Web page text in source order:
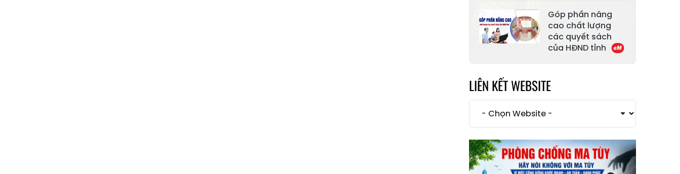
Xã Quy Mông
Xã Cốc San
Xã Hợp Thành
Xã Phong Hải
Xã Tằng Loỏng
Xã Mường
Hum
Xã Y Tý
Xã A Mú Sung
Xã Trịnh Tường
Xã Nậm Chày
Góp phần nâng
cao chất lượng
các quyết sách
của HĐND tỉnh
LIÊN KẾT WEBSITE